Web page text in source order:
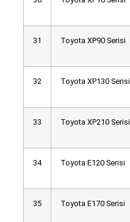
31 Toyota XP90 Serisi
32 Toyota XP130 Serisi
33 Toyota XP210 Serisi
34 Toyota E120 Serisi
35 Toyota E170 Serisi